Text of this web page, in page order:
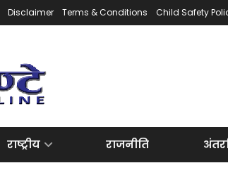
Disclaimer Terms & Conditions Child Safety
राष्ट्रीय राजनीति